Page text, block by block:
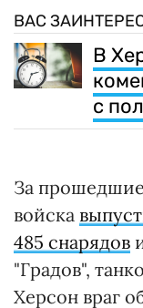
ВАС
В
с
За
войска
485 снарядов
"Градов",
Херсон враг